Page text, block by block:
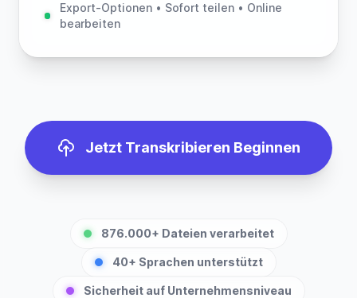
Export-Optionen • Sofort teilen • Online
bearbeiten
Jetzt Transkribieren Beginnen
876.000+ Dateien verarbeitet
40+ Sprachen unterstützt
Sicherheit auf Unternehmensniveau